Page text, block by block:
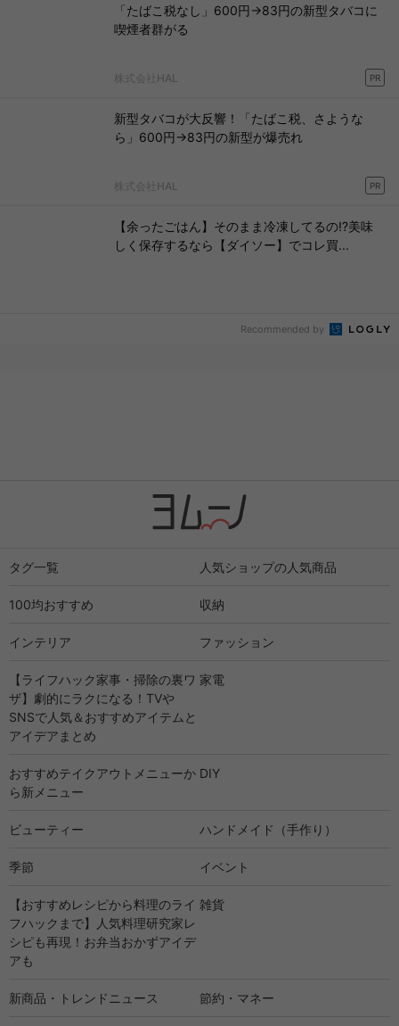
「たばこ税なし」600円→83円の新型タバコに
喫煙者群がる
株式会社HAL PR
新型タバコが大反響！「たばこ税、さような
ら」600円→83円の新型が爆売れ
株式会社HAL PR
【余ったごはん】そのまま冷凍してるの!?美味
しく保存するなら【ダイソー】でコレ買...
Recommended by
タグ一覧 人気ショップの人気商品
100均おすすめ 収納
インテリア ファッション
【ライフハック家事・掃除の裏ワ
ザ】劇的にラクになる！TVや
SNSで人気＆おすすめアイテムと
アイデアまとめ
家電
おすすめテイクアウトメニューか
ら新メニュー
DIY
ビューティー ハンドメイド（手作り）
季節 イベント
【おすすめレシピから料理のライ
フハックまで】人気料理研究家レ
シピも再現！お弁当おかずアイデ
アも
雑貨
新商品・トレンドニュース 節約・マネー